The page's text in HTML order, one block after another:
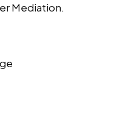
Mediation.